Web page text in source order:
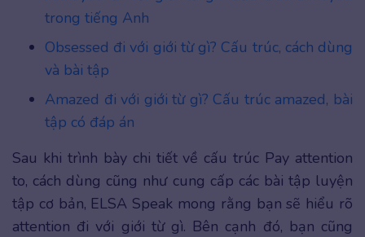
trong tiếng Anh
Obsessed đi với giới từ gì? Cấu trúc, cách dùng
và bài tập
Amazed đi với giới từ gì? Cấu trúc amazed, bài
tập có đáp án
Sau khi trình bày chi tiết về cấu trúc Pay attention
to, cách dùng cũng như cung cấp các bài tập luyện
tập cơ bản, ELSA Speak mong rằng bạn sẽ hiểu rõ
attention đi với giới từ gì. Bên cạnh đó, bạn cũng